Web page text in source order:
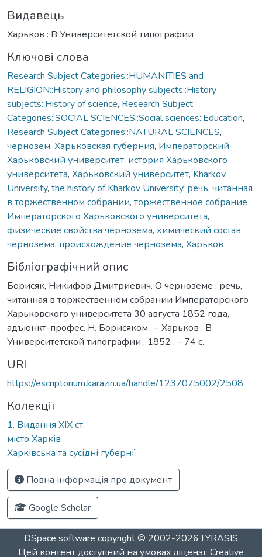
Видавець
Харьков : В Университетской типографии
Ключові слова
Research Subject Categories::HUMANITIES and
RELIGION::History and philosophy subjects::History
subjects::History of science, Research Subject
Categories::SOCIAL SCIENCES::Social sciences::Education,
Research Subject Categories::NATURAL SCIENCES,
чернозем, Харьковская губерния, Императорский
Харьковский университет, история Харьковского
университета, Харьковский университет, Kharkov
University, the history of Kharkov University, речь, читанная
в торжественном собрании, торжественное собрание
Императорского Харьковского университета,
физические свойства чернозема, химический состав
чернозема, происхождение чернозема, Харьков
Бібліографічний опис
Борисяк, Никифор Дмитриевич. О черноземе : речь,
читанная в торжественном собрании Императорского
Харьковского университета 30 августа 1852 года,
адъюнкт-профес. Н. Борисяком . – Харьков : В
Университетской типографии , 1852 . – 74 с.
URI
https://escriptorium.karazin.ua/handle/1237075002/2508
Колекції
1. Видання ХІХ ст.
місто Харків
Харківська та сусідні губернії
Повна інформація про документ
Google Scholar
DSpace software copyright © 2002-2026 LYRASIS
Цей контент доступний на умовах ліцензіїCreative